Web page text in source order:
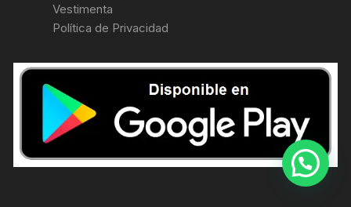
Vestimenta
Política de Privacidad